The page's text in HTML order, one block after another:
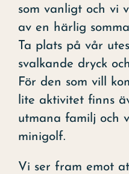
som vanligt och vi
av en härlig
Ta plats på vår
svalkande dryck
För den som vill
lite aktivitet finns
utmana familj och
minigolf.
Vi ser fram emot